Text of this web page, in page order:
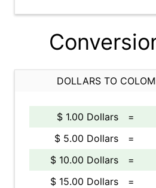
DOLLARS TO
$ 1.00 Dollars =
$ 5.00 Dollars
=
$ 10.00 Dollars
=
$ 15.00 Dollars
=